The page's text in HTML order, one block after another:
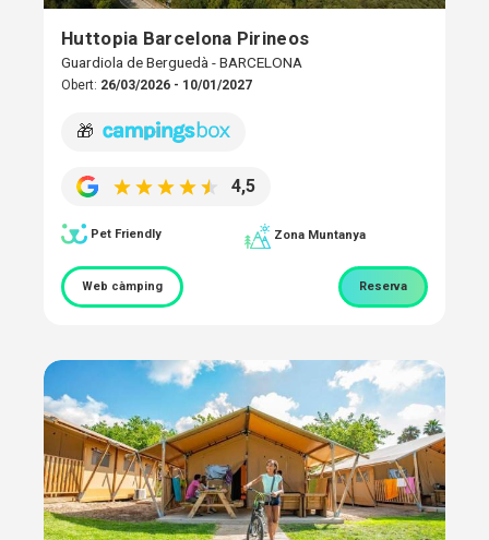
Huttopia Barcelona Pirineos
Guardiola de Berguedà - BARCELONA
Obert: 26/03/2026 - 10/01/2027
🎁
4,5
Pet Friendly Zona Muntanya
Web càmping Reserva